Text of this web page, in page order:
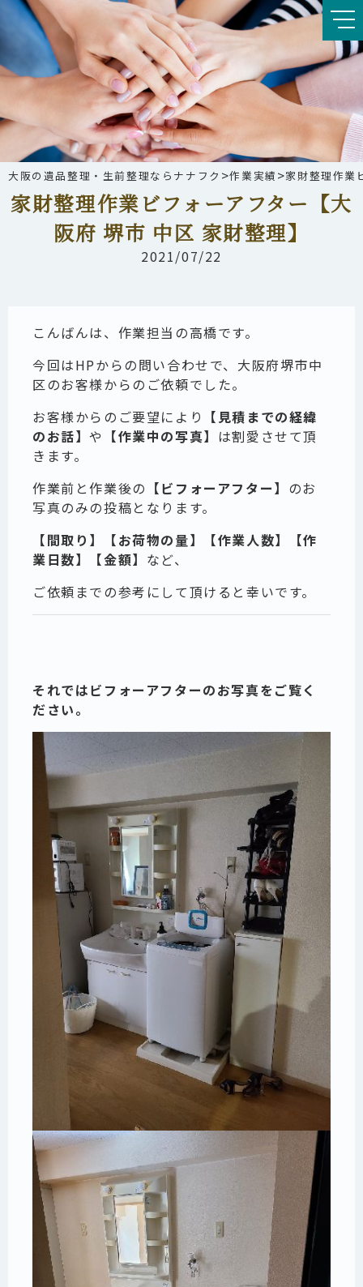
大阪の遺品整理・生前整理ならナナフク >作業実績 >家財整理作業
家財整理作業ビフォーアフター【大
阪府 堺市 中区 家財整理】
2021/07/22
こんばんは、作業担当の高橋です。
今回はHPからの問い合わせで、大阪府堺市中
区のお客様からのご依頼でした。
お客様からのご要望により 【見積までの経緯
のお話】や 【作業中の写真】 は割愛させて頂
きます。
作業前と作業後の 【ビフォーアフター】 のお
写真のみの投稿となります。
【間取り】【お荷物の量】【作業人数】【作
業日数】【金額】 など、
ご依頼までの参考にして頂けると幸いです。
それではビフォーアフターのお写真をご覧く
ださい。